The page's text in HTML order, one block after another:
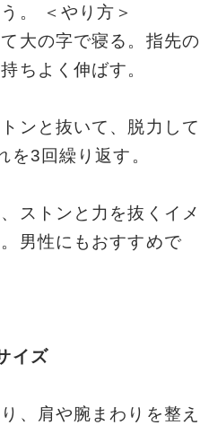
。 ＜やり方＞
大の字で寝る。指先の
ちよく伸ばす。
ンと抜いて、脱力して
を3回繰り返す。
ストンと力を抜くイメ
男性にもおすすめで
イズ
、肩や腕まわりを整え